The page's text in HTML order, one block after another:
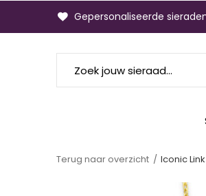
Gepersonaliseerde
Terug naar overzicht Iconic